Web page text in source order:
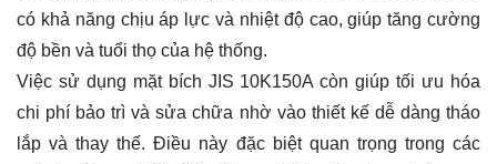
có khả năng chịu áp lực và nhiệt độ cao, giúp tăng cường
độ bền và tuổi thọ của hệ thống.
Việc sử dụng mặt bích JIS 10K150A còn giúp tối ưu hóa
chi phí bảo trì và sửa chữa nhờ vào thiết kế dễ dàng tháo
lắp và thay thế. Điều này đặc biệt quan trọng trong các